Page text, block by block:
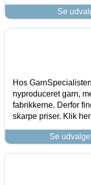
Se
Hos
nyproduceret garn,
fabrikkerne. Derfor
skarpe priser. Klik
Se